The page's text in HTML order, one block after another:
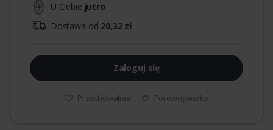
U Ciebie jutro
Dostawa od 20,32 zł
Zaloguj się
Przechowalnia Porównywarka